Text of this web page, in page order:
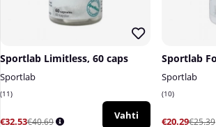
Sportlab Limitless, 60 caps
Sportlab
11
€32.53€40.69
Vahti
Sportlab
10
€20.29€25.39